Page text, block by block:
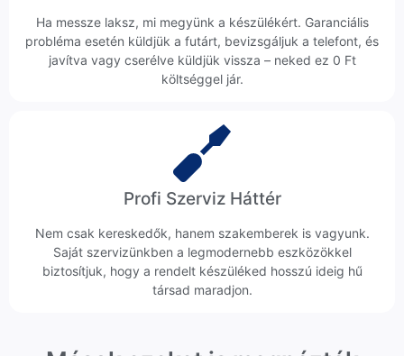
Ha messze laksz, mi megyünk a készülékért. Garanciális
probléma esetén küldjük a futárt, bevizsgáljuk a telefont, és
javítva vagy cserélve küldjük vissza – neked ez 0 Ft
költséggel jár.
Profi Szerviz Háttér
Nem csak kereskedők, hanem szakemberek is vagyunk.
Saját szervizünkben a legmodernebb eszközökkel
biztosítjuk, hogy a rendelt készüléked hosszú ideig hű
társad maradjon.